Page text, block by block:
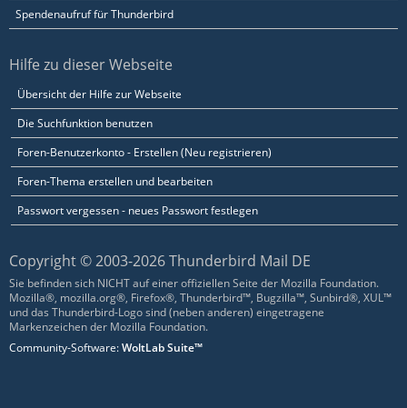
Spendenaufruf für Thunderbird
Hilfe zu dieser Webseite
Übersicht der Hilfe zur Webseite
Die Suchfunktion benutzen
Foren-Benutzerkonto - Erstellen (Neu registrieren)
Foren-Thema erstellen und bearbeiten
Passwort vergessen - neues Passwort festlegen
Copyright © 2003-2026 Thunderbird Mail DE
Sie befinden sich NICHT auf einer offiziellen Seite der Mozilla Foundation.
Mozilla®, mozilla.org®, Firefox®, Thunderbird™, Bugzilla™, Sunbird®, XUL™
und das Thunderbird-Logo sind (neben anderen) eingetragene
Markenzeichen der Mozilla Foundation.
Community-Software:WoltLab Suite™